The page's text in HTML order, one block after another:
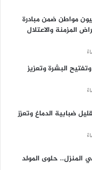
فحص 22.6 مليون مواطن ضمن مبادرة
المزمنة والاعتلال
البشرة وتعزيز
ضبابية الدماغ وتعزز
المنزل.. حلوى المولد